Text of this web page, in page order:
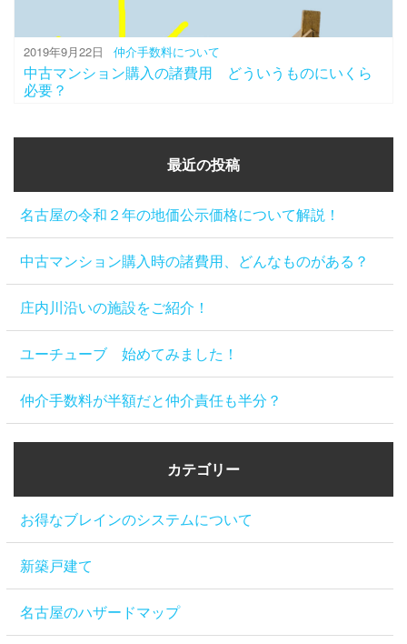
2019年9月22日 仲介手数料について
中古マンション購入の諸費用 どういうものにいくら
必要？
最近の投稿
名古屋の令和２年の地価公示価格について解説！
中古マンション購入時の諸費用、どんなものがある？
庄内川沿いの施設をご紹介！
ユーチューブ 始めてみました！
仲介手数料が半額だと仲介責任も半分？
カテゴリー
お得なブレインのシステムについて
新築戸建て
名古屋のハザードマップ